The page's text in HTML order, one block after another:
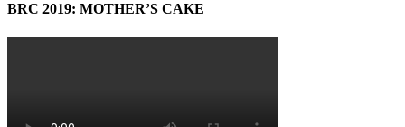
BRC 2019: MOTHER’S CAKE